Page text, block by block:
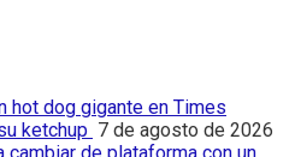
hot dog gigante en Times
ketchup 7 de agosto de 2026